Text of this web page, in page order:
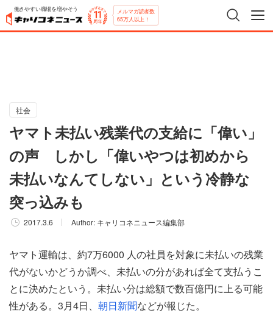
働きやすい職場を増やそう メルマガ読者数
65万人以上！
社会
ヤマト未払い残業代の支給に「偉い」
の声 しかし「偉いやつは初めから
未払いなんてしない」という冷静な
突っ込みも
2017.3.6 Author: キャリコネニュース編集部
ヤマト運輸は、約7万6000 人の社員を対象に未払いの残業
代がないかどうか調べ、未払いの分があれば全て支払うこ
とに決めたという。未払い分は総額で数百億円に上る可能
性がある。3月4日、 朝日新聞などが報じた。